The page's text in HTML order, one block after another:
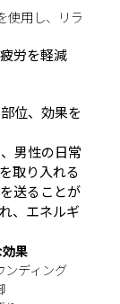
使用し、リラ
労を軽減
位、効果を
男性の日常
取り入れる
送ることが
、エネルギ
果
ンディング